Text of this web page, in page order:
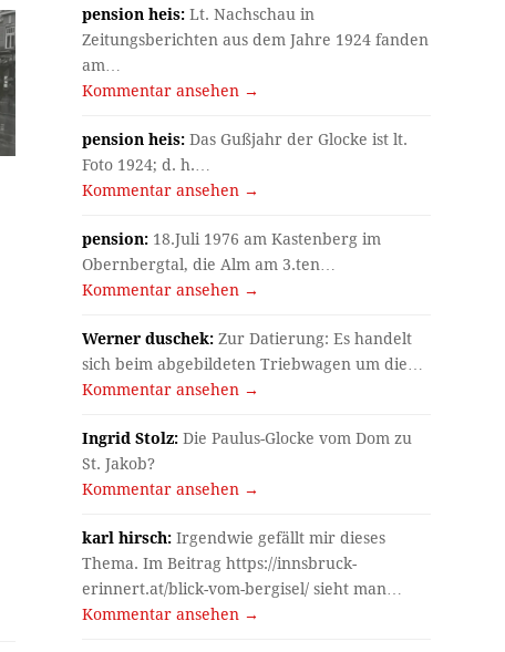
pension heis: Lt. Nachschau in
Zeitungsberichten aus dem Jahre 1924 fanden
am…
Kommentar ansehen →
pension heis: Das Gußjahr der Glocke ist lt.
Foto 1924; d. h.…
Kommentar ansehen →
pension: 18.Juli 1976 am Kastenberg im
Obernbergtal, die Alm am 3.ten…
Kommentar ansehen →
Werner duschek: Zur Datierung: Es handelt
sich beim abgebildeten Triebwagen um die…
Kommentar ansehen →
Ingrid Stolz: Die Paulus-Glocke vom Dom zu
St. Jakob?
Kommentar ansehen →
karl hirsch: Irgendwie gefällt mir dieses
Thema. Im Beitrag https://innsbruck-
erinnert.at/blick-vom-bergisel/ sieht man…
Kommentar ansehen →